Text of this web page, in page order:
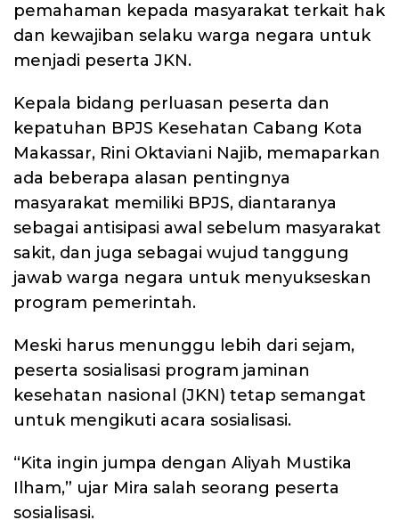
pemahaman kepada masyarakat terkait hak
dan kewajiban selaku warga negara untuk
menjadi peserta JKN.
Kepala bidang perluasan peserta dan
kepatuhan BPJS Kesehatan Cabang Kota
Makassar, Rini Oktaviani Najib, memaparkan
ada beberapa alasan pentingnya
masyarakat memiliki BPJS, diantaranya
sebagai antisipasi awal sebelum masyarakat
sakit, dan juga sebagai wujud tanggung
jawab warga negara untuk menyukseskan
program pemerintah.
Meski harus menunggu lebih dari sejam,
peserta sosialisasi program jaminan
kesehatan nasional (JKN) tetap semangat
untuk mengikuti acara sosialisasi.
“Kita ingin jumpa dengan Aliyah Mustika
Ilham,” ujar Mira salah seorang peserta
sosialisasi.